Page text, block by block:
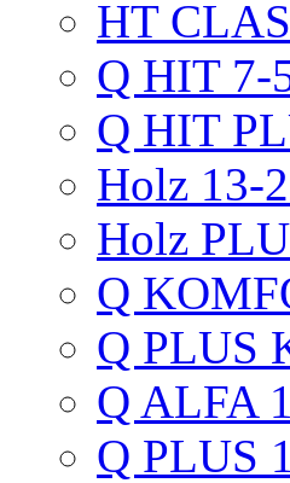
HT
Q HIT 7-
Q HIT
Holz 13-
Holz
Q
Q PLUS
Q ALFA
Q PLUS